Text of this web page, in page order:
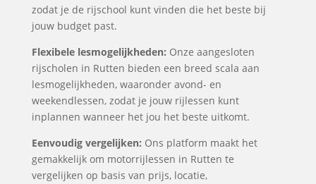
zodat je de rijschool kunt vinden die het beste bij
jouw budget past.
Flexibele lesmogelijkheden: Onze aangesloten
rijscholen in Rutten bieden een breed scala aan
lesmogelijkheden, waaronder avond- en
weekendlessen, zodat je jouw rijlessen kunt
inplannen wanneer het jou het beste uitkomt.
Eenvoudig vergelijken: Ons platform maakt het
gemakkelijk om motorrijlessen in Rutten te
vergelijken op basis van prijs, locatie,